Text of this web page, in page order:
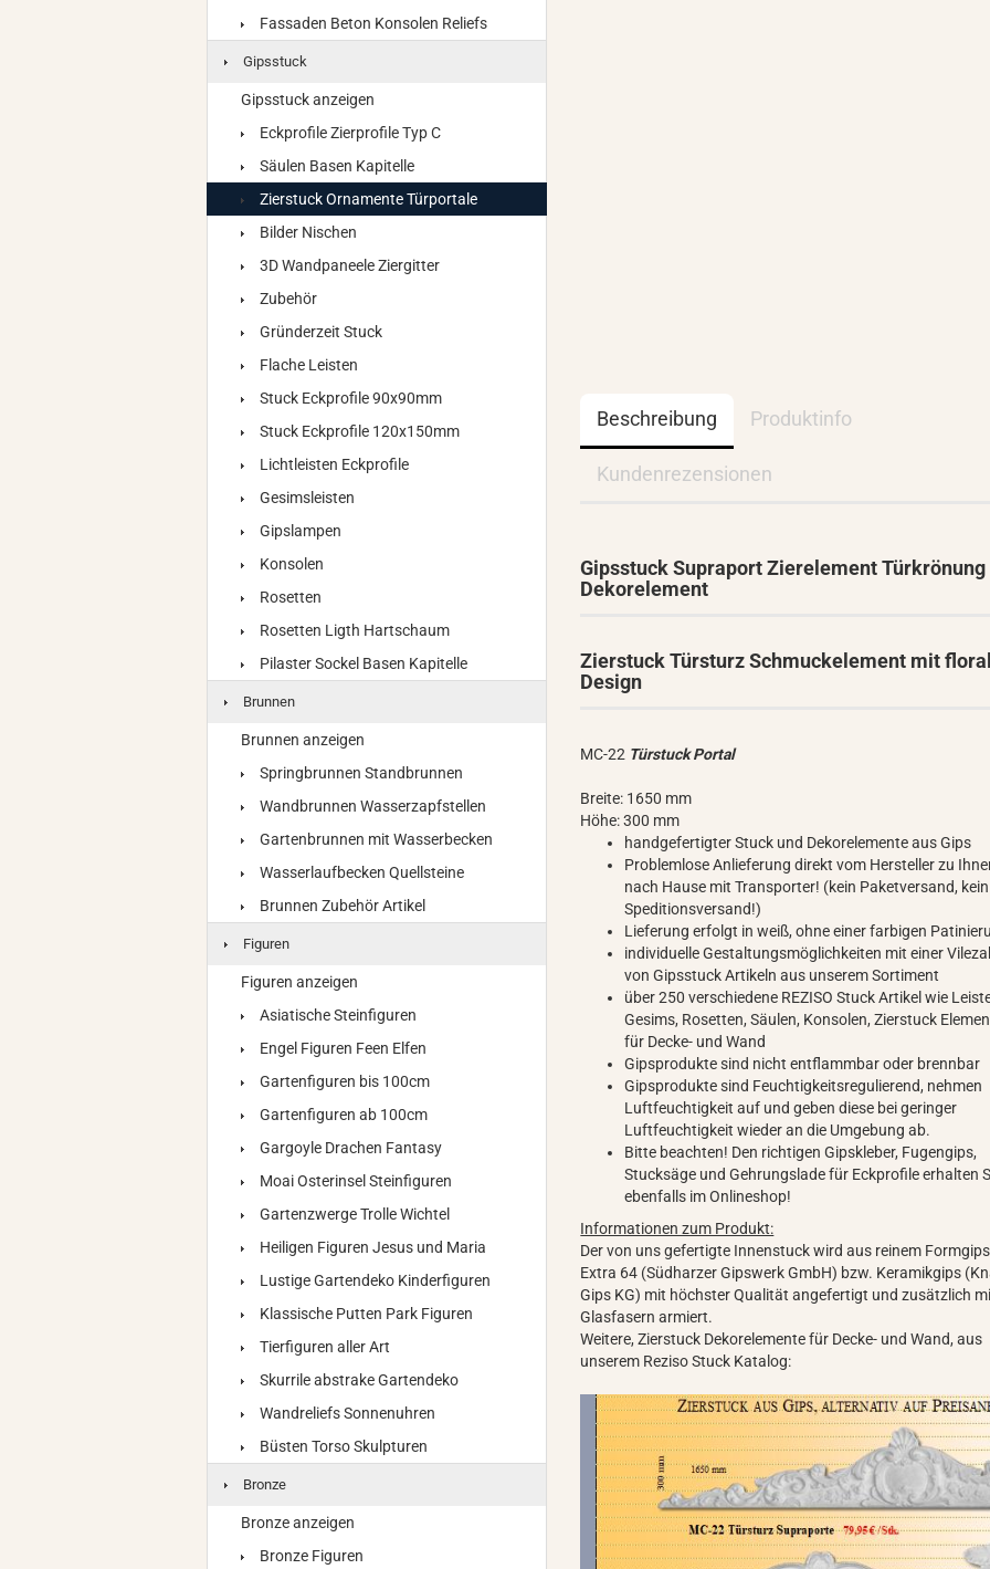
Beschreibung Produktinfo
Kundenrezensionen
Gipsstuck Supraport Zierelement Türkrönung
Dekorelement
Zierstuck Türsturz Schmuckelement mit
Design
MC-22 Türstuck Portal
Breite: 1650 mm
Höhe: 300 mm
handgefertigter Stuck und Dekorelemente aus Gips
Problemlose Anlieferung direkt vom Hersteller zu
nach Hause mit Transporter! (kein Paketversand, kein
Speditionsversand!)
Lieferung erfolgt in weiß, ohne einer farbigen
individuelle Gestaltungsmöglichkeiten mit einer
von Gipsstuck Artikeln aus unserem Sortiment
über 250 verschiedene REZISO Stuck Artikel wie
Gesims, Rosetten, Säulen, Konsolen, Zierstuck
für Decke- und Wand
Gipsprodukte sind nicht entflammbar oder brennbar
Gipsprodukte sind Feuchtigkeitsregulierend, nehmen
Luftfeuchtigkeit auf und geben diese bei geringer
Luftfeuchtigkeit wieder an die Umgebung ab.
Bitte beachten! Den richtigen Gipskleber, Fugengips,
Stucksäge und Gehrungslade für Eckprofile erhalten
ebenfalls im Onlineshop!
Informationen zum Produkt:
Der von uns gefertigte Innenstuck wird aus reinem Formgips
Extra 64 (Südharzer Gipswerk GmbH) bzw. Keramikgips
Gips KG) mit höchster Qualität angefertigt und zusätzlich
Glasfasern armiert.
Weitere, Zierstuck Dekorelemente für Decke- und Wand, aus
unserem Reziso Stuck Katalog:
Fassaden Beton Konsolen Reliefs
Gipsstuck
Gipsstuck anzeigen
Eckprofile Zierprofile Typ C
Säulen Basen Kapitelle
Zierstuck Ornamente Türportale
Bilder Nischen
3D Wandpaneele Ziergitter
Zubehör
Gründerzeit Stuck
Flache Leisten
Stuck Eckprofile 90x90mm
Stuck Eckprofile 120x150mm
Lichtleisten Eckprofile
Gesimsleisten
Gipslampen
Konsolen
Rosetten
Rosetten Ligth Hartschaum
Pilaster Sockel Basen Kapitelle
Brunnen
Brunnen anzeigen
Springbrunnen Standbrunnen
Wandbrunnen Wasserzapfstellen
Gartenbrunnen mit Wasserbecken
Wasserlaufbecken Quellsteine
Brunnen Zubehör Artikel
Figuren
Figuren anzeigen
Asiatische Steinfiguren
Engel Figuren Feen Elfen
Gartenfiguren bis 100cm
Gartenfiguren ab 100cm
Gargoyle Drachen Fantasy
Moai Osterinsel Steinfiguren
Gartenzwerge Trolle Wichtel
Heiligen Figuren Jesus und Maria
Lustige Gartendeko Kinderfiguren
Klassische Putten Park Figuren
Tierfiguren aller Art
Skurrile abstrake Gartendeko
Wandreliefs Sonnenuhren
Büsten Torso Skulpturen
Bronze
Bronze anzeigen
Bronze Figuren